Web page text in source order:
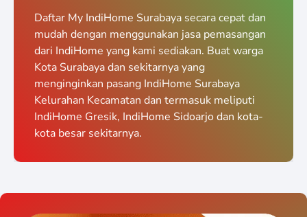
Daftar My IndiHome Surabaya secara cepat dan
mudah dengan menggunakan jasa pemasangan
dari IndiHome yang kami sediakan. Buat warga
Kota Surabaya dan sekitarnya yang
menginginkan pasang IndiHome Surabaya
Kelurahan Kecamatan dan termasuk meliputi
IndiHome Gresik, IndiHome Sidoarjo dan kota-
kota besar sekitarnya.